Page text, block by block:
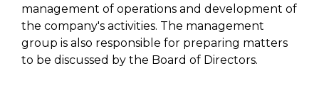
management of operations and development of
the company's activities. The management
group is also responsible for preparing matters
to be discussed by the Board of Directors.